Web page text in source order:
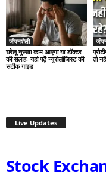
जीवनशैली
घरेलू नुस्खा काम आएगा या डॉक्टर
की सलाह- यहां पढ़ें न्यूरोलॉजिस्ट की
सटीक गाइड
तो
Live Updates
Stock